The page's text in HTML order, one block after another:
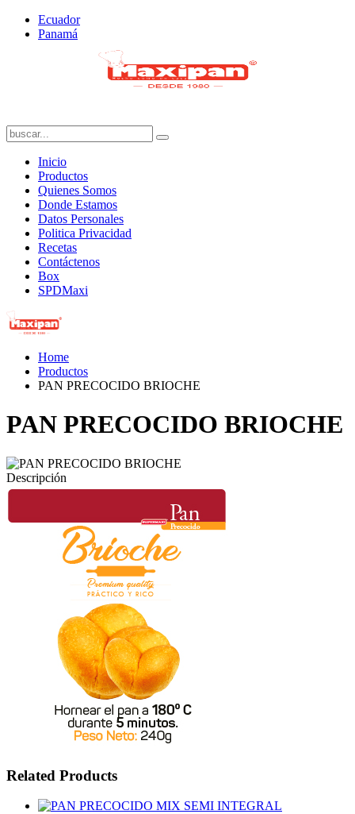
Ecuador
Panamá
Inicio
Productos
Quienes Somos
Donde Estamos
Datos Personales
Politica Privacidad
Recetas
Contáctenos
Box
SPDMaxi
Home
Productos
PAN PRECOCIDO BRIOCHE
PAN PRECOCIDO BRIOCHE
Descripción
Related Products